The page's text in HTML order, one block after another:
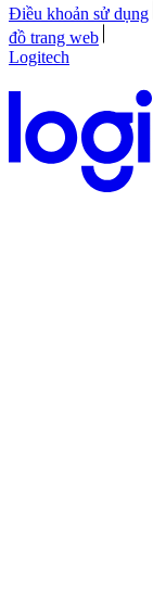
Điều khoản sử dụng
đồ trang web
Logitech